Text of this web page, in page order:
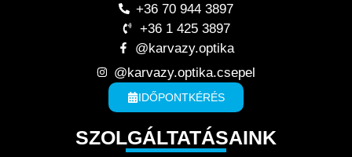
+36 70 944 3897
+36 1 425 3897
@karvazy.optika
@karvazy.optika.csepel
IDŐPONTKÉRÉS
SZOLGÁLTATÁSAINK